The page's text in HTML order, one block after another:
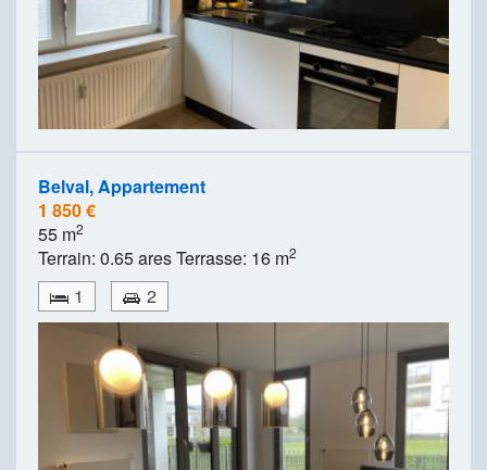
Belval, Appartement
1 850 €
55 m2
Terrain: 0.65 ares Terrasse: 16 m2
1 2